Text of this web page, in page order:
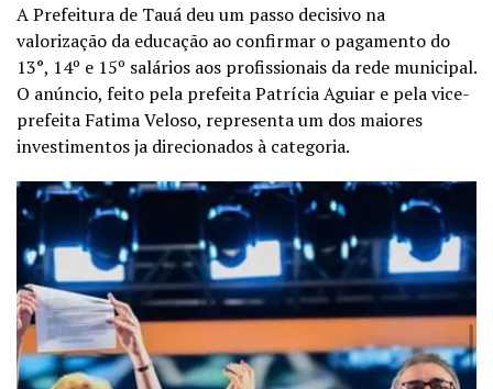
A Prefeitura de Tauá deu um passo decisivo na
valorização da educação ao confirmar o pagamento do
13°, 14º e 15º salários aos profissionais da rede municipal.
O anúncio, feito pela prefeita Patrícia Aguiar e pela vice-
prefeita Fatima Veloso, representa um dos maiores
investimentos ja direcionados à categoria.